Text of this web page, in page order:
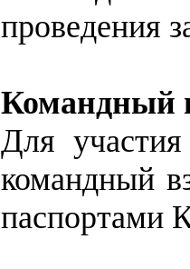
проведения
Командный
Для
командный
паспортами